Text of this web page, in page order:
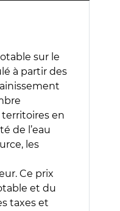
sur le
à partir des
territoires en
de l’eau
les
Ce prix
et du
taxes et